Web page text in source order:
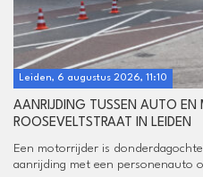
Leiden, 6 augustus 2026, 11:10
AANRIJDING TUSSEN AUTO EN
ROOSEVELTSTRAAT IN LEIDEN
Een motorrijder is
aanrijding met een personenauto